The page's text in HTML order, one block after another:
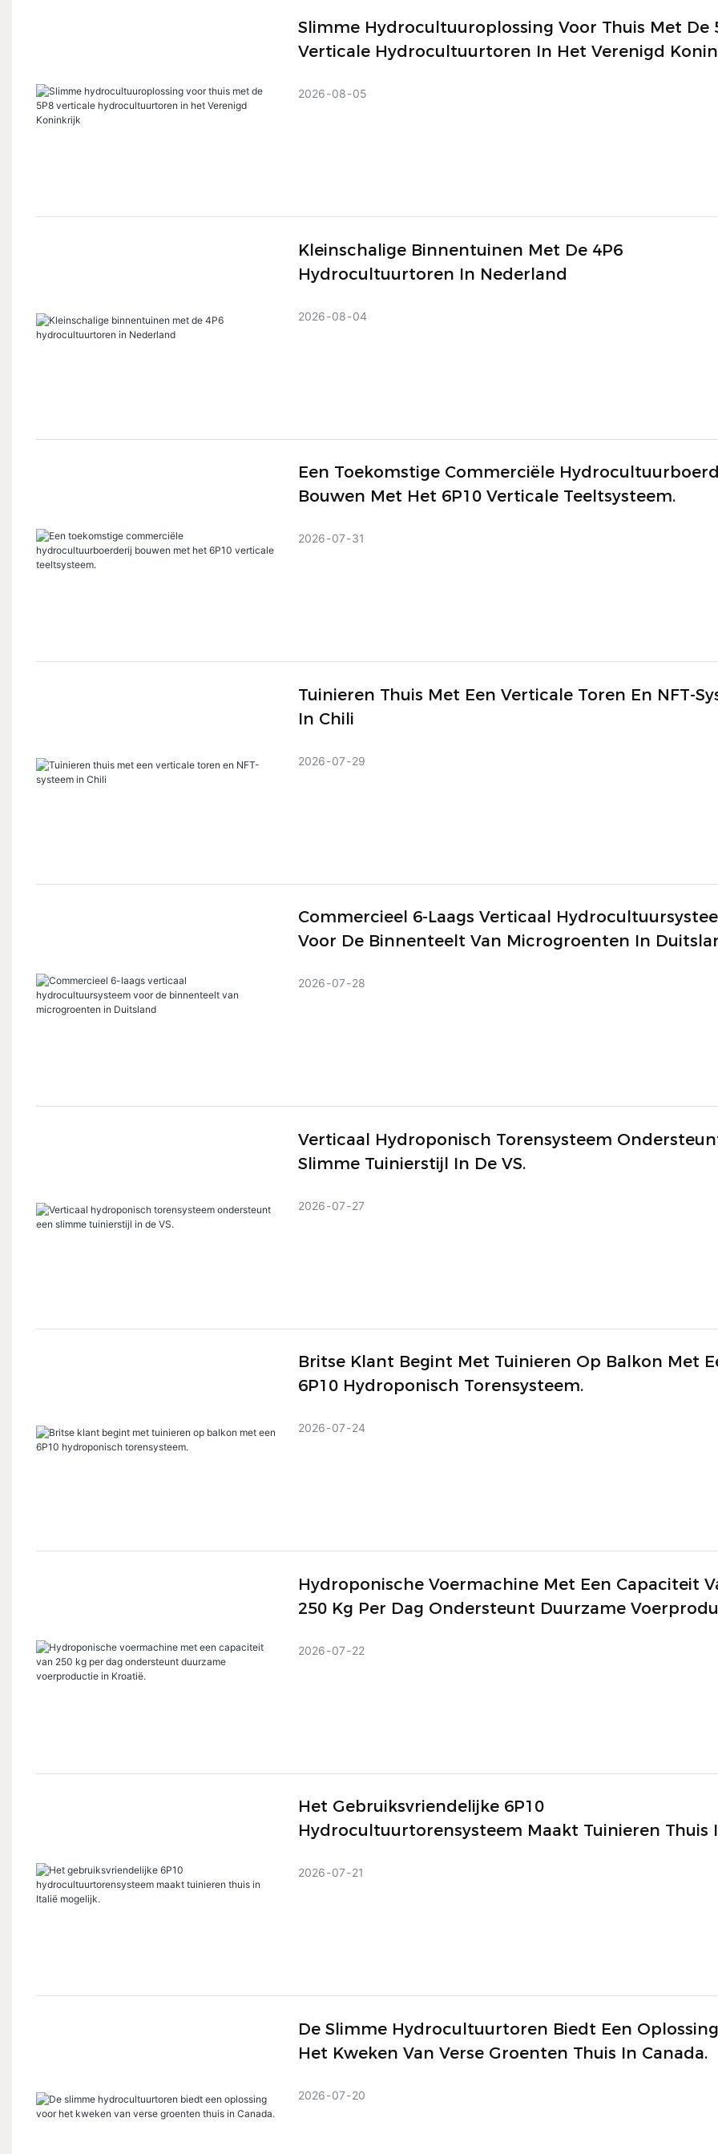
Slimme Hydrocultuuroplossing Voor Thuis Met De
Verticale Hydrocultuurtoren In Het Verenigd
2026 08 05
Kleinschalige Binnentuinen Met De 4P6
Hydrocultuurtoren In Nederland
2026 08 04
Een Toekomstige Commerciële
Bouwen Met Het 6P10 Verticale Teeltsysteem.
2026 07 31
Tuinieren Thuis Met Een Verticale Toren En NFT-
In Chili
2026 07 29
Commercieel 6-Laags Verticaal
Voor De Binnenteelt Van Microgroenten In
2026 07 28
Verticaal Hydroponisch Torensysteem
Slimme Tuinierstijl In De VS.
2026 07 27
Britse Klant Begint Met Tuinieren Op Balkon Met
6P10 Hydroponisch Torensysteem.
2026 07 24
Hydroponische Voermachine Met Een Capaciteit
250 Kg Per Dag Ondersteunt Duurzame
2026 07 22
Het Gebruiksvriendelijke 6P10
Hydrocultuurtorensysteem Maakt Tuinieren Thuis
2026 07 21
De Slimme Hydrocultuurtoren Biedt Een
Het Kweken Van Verse Groenten Thuis In Canada.
2026 07 20